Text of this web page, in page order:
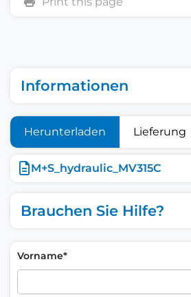
Informationen
Herunterladen Lieferung
M+S_hydraulic_MV315C
Brauchen Sie Hilfe?
Vorname*